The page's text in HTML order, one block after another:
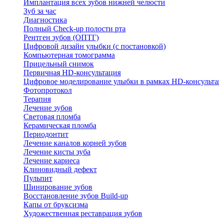
Имплантация всех зубов нижней челюсти
Зуб за час
Диагностика
Полный Check-up полости рта
Рентген зубов (ОПТГ)
Цифровой дизайн улыбки (с постановкой)
Компьютерная томограмма
Прицельный снимок
Первичная HD-консультация
Цифровое моделирование улыбки в рамках HD-
Фотопротокол
Терапия
Лечение зубов
Световая пломба
Керамическая пломба
Периодонтит
Лечение каналов корней зубов
Лечение кисты зуба
Лечение кариеса
Клиновидный дефект
Пульпит
Шинирование зубов
Восстановление зубов Build-up
Капы от бруксизма
Художественная реставрация зубов